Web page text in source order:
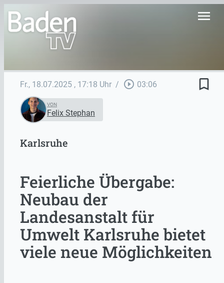
menu
Fr., 18.07.2025 , 17:18 Uhr / play_circle_outline 03:06 bookmark_border
VON
Felix Stephan
Karlsruhe
Feierliche Übergabe:
Neubau der
Landesanstalt für
Umwelt Karlsruhe bietet
viele neue Möglichkeiten